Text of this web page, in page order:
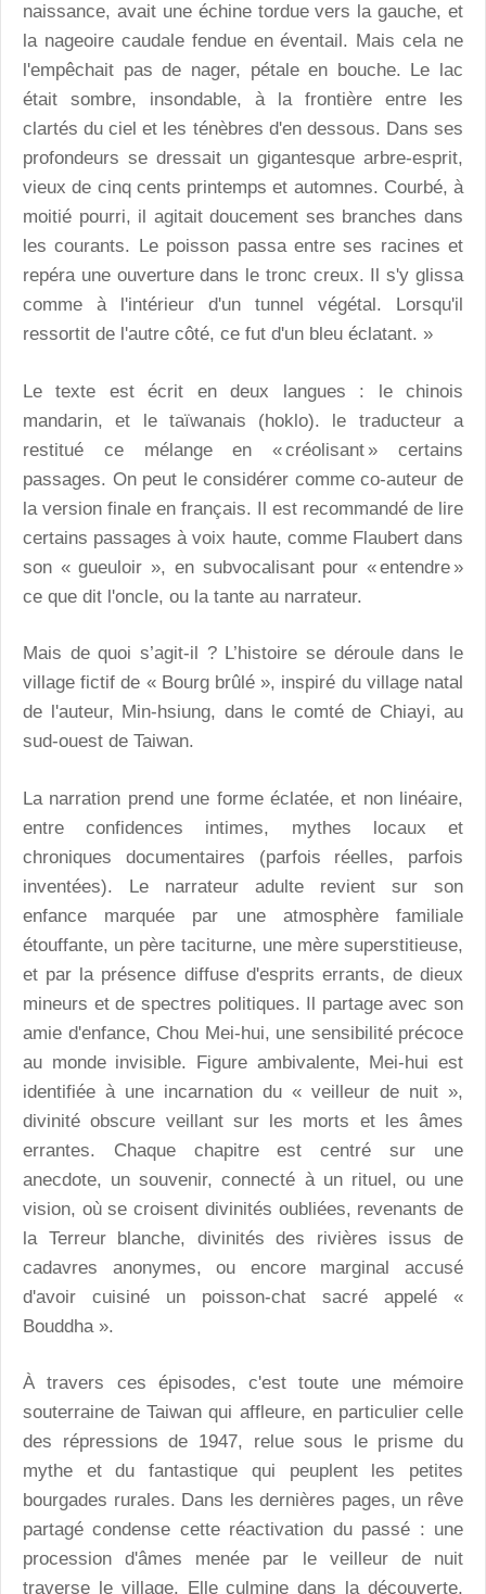
naissance, avait une échine tordue vers la gauche, et
la nageoire caudale fendue en éventail. Mais cela ne
l'empêchait pas de nager, pétale en bouche. Le lac
était sombre, insondable, à la frontière entre les
clartés du ciel et les ténèbres d'en dessous. Dans ses
profondeurs se dressait un gigantesque arbre-esprit,
vieux de cinq cents printemps et automnes. Courbé, à
moitié pourri, il agitait doucement ses branches dans
les courants. Le poisson passa entre ses racines et
repéra une ouverture dans le tronc creux. Il s'y glissa
comme à l'intérieur d'un tunnel végétal. Lorsqu'il
ressortit de l'autre côté, ce fut d'un bleu éclatant. »
Le texte est écrit en deux langues : le chinois
mandarin, et le taïwanais (hoklo). le traducteur a
restitué ce mélange en « créolisant » certains
passages. On peut le considérer comme co-auteur de
la version finale en français. Il est recommandé de lire
certains passages à voix haute, comme Flaubert dans
son « gueuloir », en subvocalisant pour « entendre »
ce que dit l'oncle, ou la tante au narrateur.
Mais de quoi s’agit-il ? L’histoire se déroule dans le
village fictif de « Bourg brûlé », inspiré du village natal
de l'auteur, Min-hsiung, dans le comté de Chiayi, au
sud-ouest de Taiwan.
La narration prend une forme éclatée, et non linéaire,
entre confidences intimes, mythes locaux et
chroniques documentaires (parfois réelles, parfois
inventées). Le narrateur adulte revient sur son
enfance marquée par une atmosphère familiale
étouffante, un père taciturne, une mère superstitieuse,
et par la présence diffuse d'esprits errants, de dieux
mineurs et de spectres politiques. Il partage avec son
amie d'enfance, Chou Mei-hui, une sensibilité précoce
au monde invisible. Figure ambivalente, Mei-hui est
identifiée à une incarnation du « veilleur de nuit »,
divinité obscure veillant sur les morts et les âmes
errantes. Chaque chapitre est centré sur une
anecdote, un souvenir, connecté à un rituel, ou une
vision, où se croisent divinités oubliées, revenants de
la Terreur blanche, divinités des rivières issus de
cadavres anonymes, ou encore marginal accusé
d'avoir cuisiné un poisson-chat sacré appelé «
Bouddha ».
À travers ces épisodes, c'est toute une mémoire
souterraine de Taiwan qui affleure, en particulier celle
des répressions de 1947, relue sous le prisme du
mythe et du fantastique qui peuplent les petites
bourgades rurales. Dans les dernières pages, un rêve
partagé condense cette réactivation du passé : une
procession d'âmes menée par le veilleur de nuit
traverse le village. Elle culmine dans la découverte,